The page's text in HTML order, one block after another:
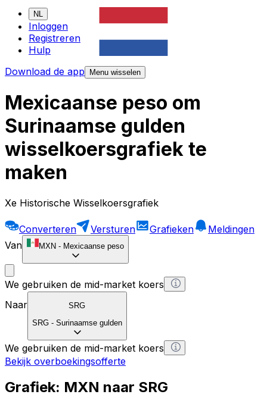
NL
Inloggen
Registreren
Hulp
Download de app
Menu wisselen
Mexicaanse peso om
Surinaamse gulden
wisselkoersgrafiek te
maken
Xe Historische Wisselkoersgrafiek
Converteren Versturen Grafieken
Meldingen
Van
MXN - Mexicaanse peso
We gebruiken de mid-market koers
Naar
SRG
SRG - Surinaamse gulden
We gebruiken de mid-market koers
Bekijk overboekingsofferte
Grafiek: MXN naar SRG